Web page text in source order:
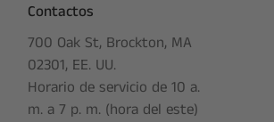
Contactos
700 Oak St, Brockton, MA
02301, EE. UU.
Horario de servicio de 10 a.
m. a 7 p. m. (hora del este)